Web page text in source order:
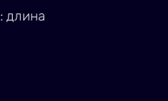
: длина